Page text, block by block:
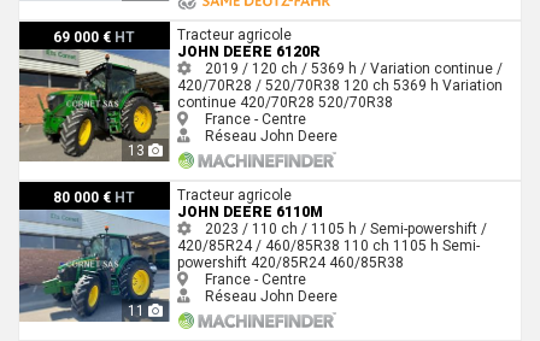
69 000 € HT
13
John Deere 6120R
Tracteur agricole
JOHN DEERE 6120R
2019 / 120 ch / 5369 h / Variation continue /
420/70R28 / 520/70R38 120 ch 5369 h Variation
continue 420/70R28 520/70R38
France - Centre
Réseau John Deere
80 000 € HT
11
John Deere 6110M
Tracteur agricole
JOHN DEERE 6110M
2023 / 110 ch / 1105 h / Semi-powershift /
420/85R24 / 460/85R38 110 ch 1105 h Semi-
powershift 420/85R24 460/85R38
France - Centre
Réseau John Deere